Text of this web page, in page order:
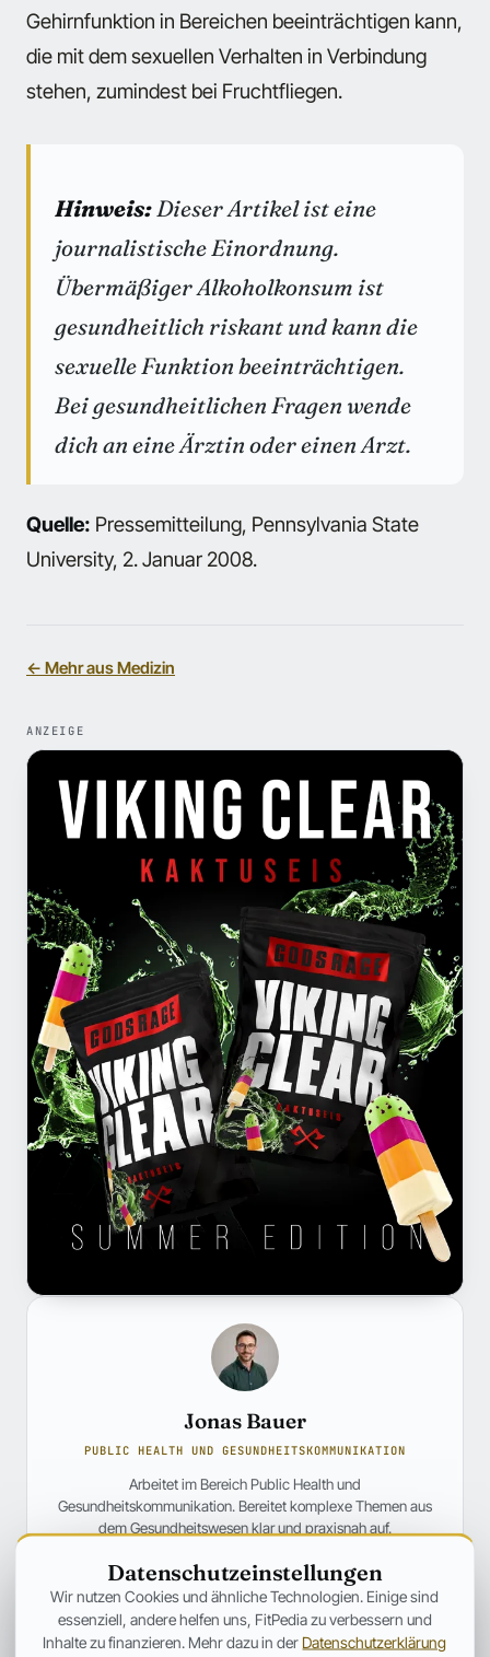
Gehirnfunktion in Bereichen beeinträchtigen kann,
die mit dem sexuellen Verhalten in Verbindung
stehen, zumindest bei Fruchtfliegen.
Hinweis: Dieser Artikel ist eine
journalistische Einordnung.
Übermäßiger Alkoholkonsum ist
gesundheitlich riskant und kann die
sexuelle Funktion beeinträchtigen.
Bei gesundheitlichen Fragen wende
dich an eine Ärztin oder einen Arzt.
Quelle: Pressemitteilung, Pennsylvania State
University, 2. Januar 2008.
← Mehr aus Medizin
ANZEIGE
Jonas Bauer
PUBLIC HEALTH UND GESUNDHEITSKOMMUNIKATION
Arbeitet im Bereich Public Health und
Gesundheitskommunikation. Bereitet komplexe Themen aus
dem Gesundheitswesen klar und praxisnah auf.
Profil und weitere Beiträge →
ANZEIGE
Datenschutzeinstellungen
Wir nutzen Cookies und ähnliche Technologien. Einige sind
essenziell, andere helfen uns, FitPedia zu verbessern und
Inhalte zu finanzieren. Mehr dazu in der Datenschutzerklärung